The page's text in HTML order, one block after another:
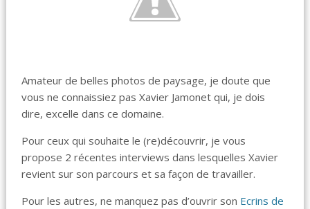
Amateur de belles photos de paysage, je doute que
vous ne connaissiez pas Xavier Jamonet qui, je dois
dire, excelle dans ce domaine.
Pour ceux qui souhaite le (re)découvrir, je vous
propose 2 récentes interviews dans lesquelles Xavier
revient sur son parcours et sa façon de travailler.
Pour les autres, ne manquez pas d’ouvrir son Ecrins de